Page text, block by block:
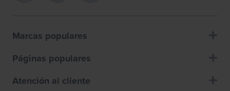
Marcas populares
Páginas populares
Atención al cliente